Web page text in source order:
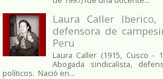
Laura Caller Iberico,
defensora de
Peru
Laura Caller (1915, Cusco -
Abogada sindicalista,
políticos. Nació en...